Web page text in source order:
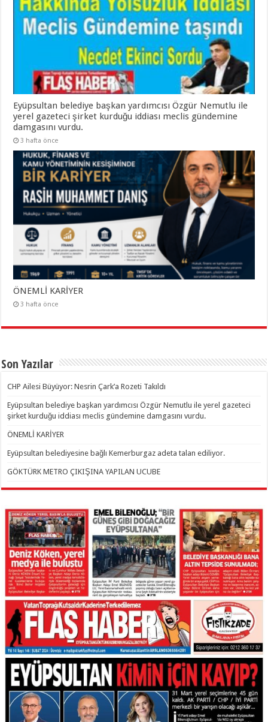
Eyüpsultan belediye başkan yardımcısı Özgür Nemutlu ile
yerel gazeteci şirket kurduğu iddiası meclis gündemine
damgasını vurdu.
3 hafta önce
ÖNEMLİ KARİYER
3 hafta önce
Son Yazılar
CHP Ailesi Büyüyor: Nesrin Çark’a Rozeti Takıldı
Eyüpsultan belediye başkan yardımcısı Özgür Nemutlu ile yerel gazeteci
şirket kurduğu iddiası meclis gündemine damgasını vurdu.
ÖNEMLİ KARİYER
Eyüpsultan belediyesine bağlı Kemerburgaz adeta talan ediliyor.
GÖKTÜRK METRO ÇIKIŞINA YAPILAN UCUBE